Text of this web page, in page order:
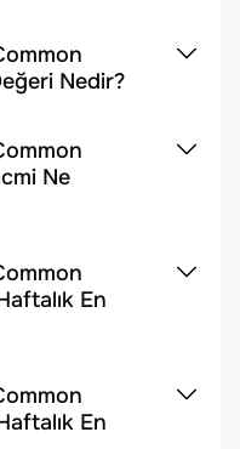
Nedir?
Ne
En
En